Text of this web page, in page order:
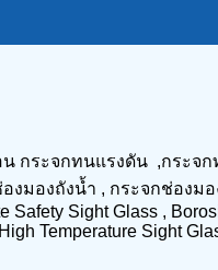
กระจกทนแรงดัน ,กระ
องถังน้ำ , กระจกช่องม
Sight Glass ,
Temperature Sight